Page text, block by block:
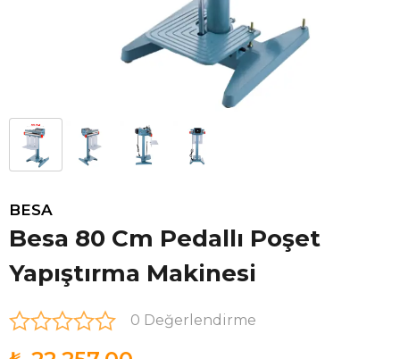
BESA
Besa 80 Cm Pedallı Poşet
Yapıştırma Makinesi
0 Değerlendirme